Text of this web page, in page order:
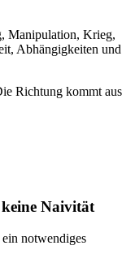
Manipulation, Krieg,
Abhängigkeiten und
Richtung kommt aus
keine Naivität
notwendiges